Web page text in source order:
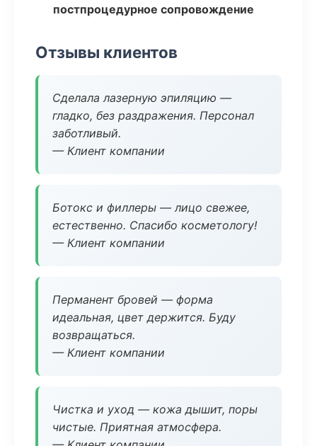
постпроцедурное сопровождение
Отзывы клиентов
Сделала лазерную эпиляцию —
гладко, без раздражения. Персонал
заботливый.
— Клиент компании
Ботокс и филлеры — лицо свежее,
естественно. Спасибо косметологу!
— Клиент компании
Перманент бровей — форма
идеальная, цвет держится. Буду
возвращаться.
— Клиент компании
Чистка и уход — кожа дышит, поры
чистые. Приятная атмосфера.